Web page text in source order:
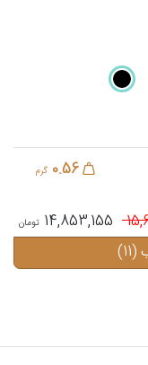
0.56 گرم
14,853,155
(11)